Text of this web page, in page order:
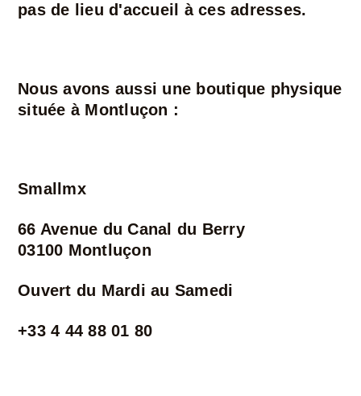
pas de lieu d'accueil à ces adresses.
Nous avons aussi une boutique physique
située à Montluçon :
Smallmx
66 Avenue du Canal du Berry
03100 Montluçon
Ouvert du Mardi au Samedi
+33 4 44 88 01 80